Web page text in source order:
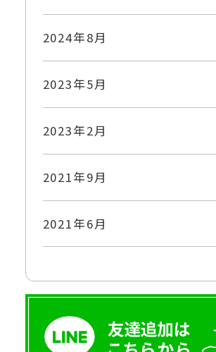
2024年8月
2023年5月
2023年2月
2021年9月
2021年6月